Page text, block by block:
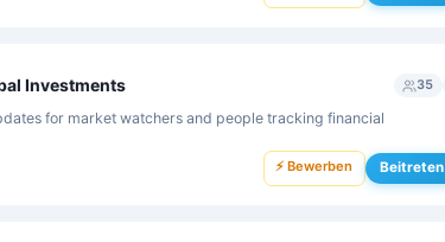
Investments 35
for market watchers and people tracking financial
⚡ Bewerben